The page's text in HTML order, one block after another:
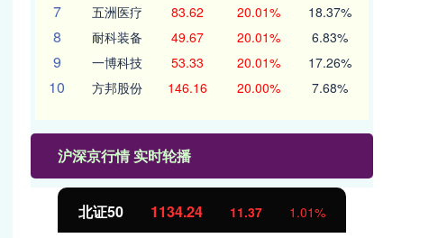
7 五洲医疗 83.62 20.01% 18.37%
8 耐科装备 49.67 20.01% 6.83%
9 一博科技 53.33 20.01% 17.26%
10 方邦股份 146.16 20.00% 7.68%
沪深京行情 实时轮播
北证50 1134.24 11.37 1.01%